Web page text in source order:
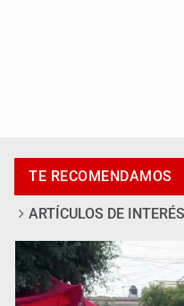
Asesinan a tres luego de
TE RECOMENDAMOS
ARTÍCULOS DE INTERÉS